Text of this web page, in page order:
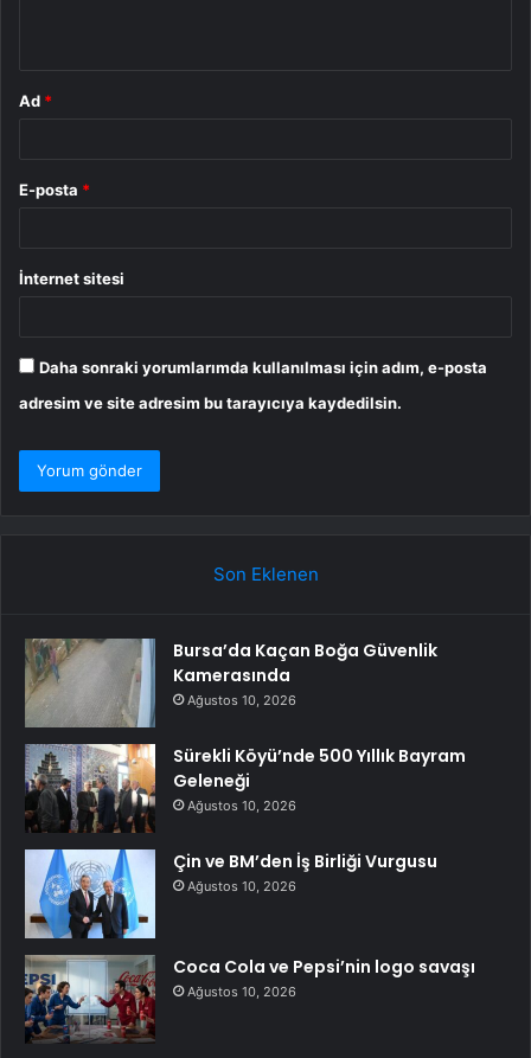
Ad *
E-posta *
İnternet sitesi
Daha sonraki yorumlarımda kullanılması için adım, e-posta
adresim ve site adresim bu tarayıcıya kaydedilsin.
Son Eklenen
Bursa’da Kaçan Boğa Güvenlik
Kamerasında
Ağustos 10, 2026
Sürekli Köyü’nde 500 Yıllık Bayram
Geleneği
Ağustos 10, 2026
Çin ve BM’den İş Birliği Vurgusu
Ağustos 10, 2026
Coca Cola ve Pepsi’nin logo savaşı
Ağustos 10, 2026